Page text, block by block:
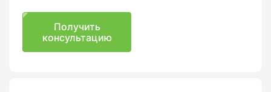
Получить
консультацию